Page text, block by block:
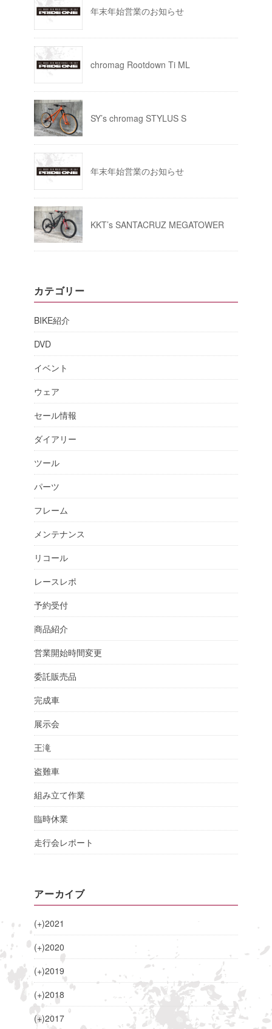
年末年始営業のお知らせ
chromag Rootdown Ti ML
SY’s chromag STYLUS S
年末年始営業のお知らせ
KKT’s SANTACRUZ MEGATOWER
カテゴリー
BIKE紹介
DVD
イベント
ウェア
セール情報
ダイアリー
ツール
パーツ
フレーム
メンテナンス
リコール
レースレポ
予約受付
商品紹介
営業開始時間変更
委託販売品
完成車
展示会
王滝
盗難車
組み立て作業
臨時休業
走行会レポート
アーカイブ
(+)2021
(+)2020
(+)2019
(+)2018
(+)2017